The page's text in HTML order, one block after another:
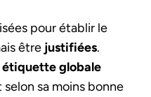
pour établir le
être justifiées.
étiquette globale
sa moins bonne